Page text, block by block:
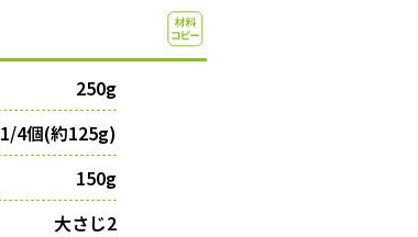
250g
1/4個(約125g)
150g
大さじ2